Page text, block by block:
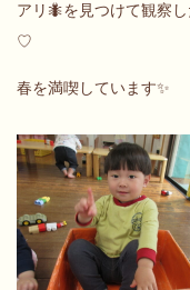
アリ🐜を見つけて観察
♡
春を満喫しています✨